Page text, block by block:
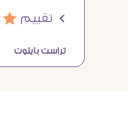
Ö تقييم
تراست بايلوت